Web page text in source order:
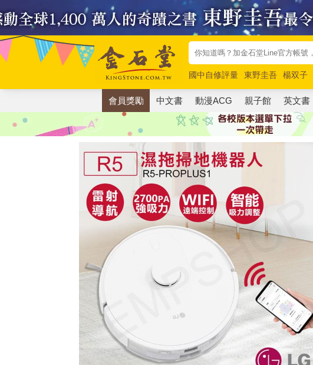
國中自修評量 東野圭吾 楊双子
唯紅花綻放
奧德賽 路邊攤新作
會員獎勵 中文書 動漫ACG 親子館 英文書